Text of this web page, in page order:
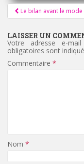
Pagination
d'article
Le bilan avant le
LAISSER UN
Votre adresse e-
obligatoires sont
Commentaire *
Nom *